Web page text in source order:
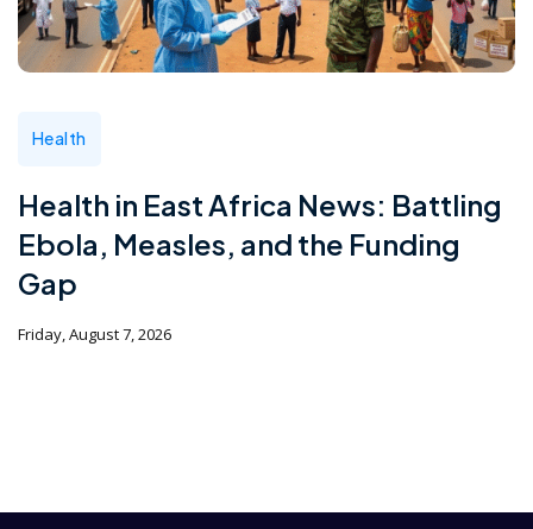
Health
Health in East Africa News: Battling
Ebola, Measles, and the Funding
Gap
Friday, August 7, 2026